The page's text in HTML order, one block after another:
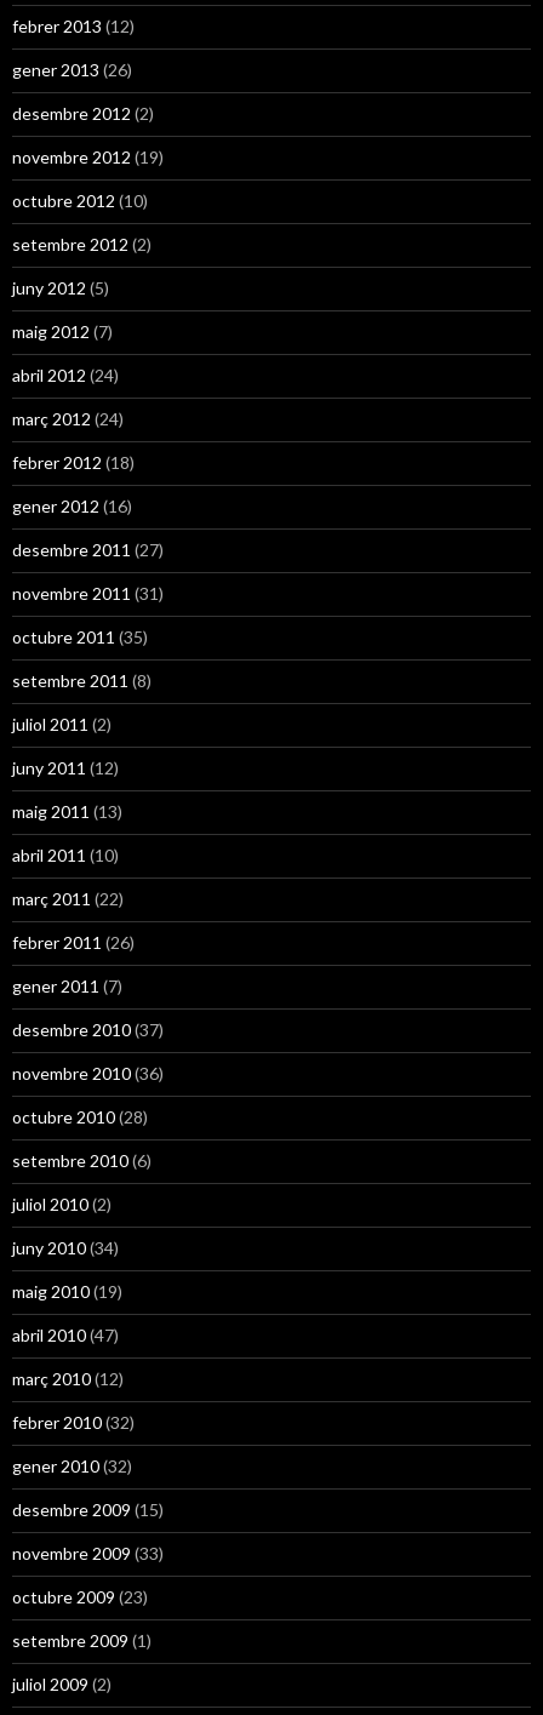
febrer 2013 (12)
gener 2013 (26)
desembre 2012 (2)
novembre 2012 (19)
octubre 2012 (10)
setembre 2012 (2)
juny 2012 (5)
maig 2012 (7)
abril 2012 (24)
març 2012 (24)
febrer 2012 (18)
gener 2012 (16)
desembre 2011 (27)
novembre 2011 (31)
octubre 2011 (35)
setembre 2011 (8)
juliol 2011 (2)
juny 2011 (12)
maig 2011 (13)
abril 2011 (10)
març 2011 (22)
febrer 2011 (26)
gener 2011 (7)
desembre 2010(37)
novembre 2010(36)
octubre 2010(28)
setembre 2010(6)
juliol 2010(2)
juny 2010(34)
maig 2010(19)
abril 2010(47)
març 2010(12)
febrer 2010(32)
gener 2010(32)
desembre 2009 (15)
novembre 2009 (33)
octubre 2009 (23)
setembre 2009 (1)
juliol 2009 (2)